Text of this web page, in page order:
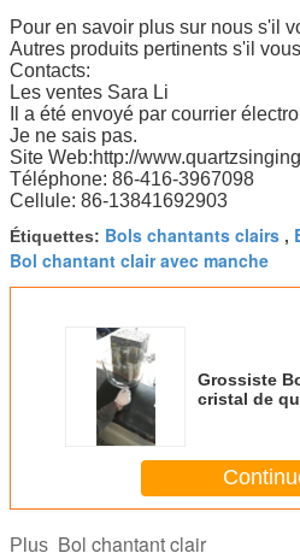
Pour en savoir plus sur nous s'il
Autres produits pertinents s'il
Contacts:
Les ventes Sara Li
Il a été envoyé par courrier
Je ne sais pas.
Site Web:http://
Téléphone: 86-416-3967098
Cellule: 86-13841692903
Étiquettes: Bols chantants clairs ,
Bol chantant clair avec manche
Grossiste
cristal de
Plus Bol chantant clair